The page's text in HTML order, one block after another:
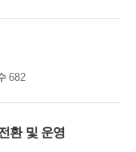
682
환 및 운영